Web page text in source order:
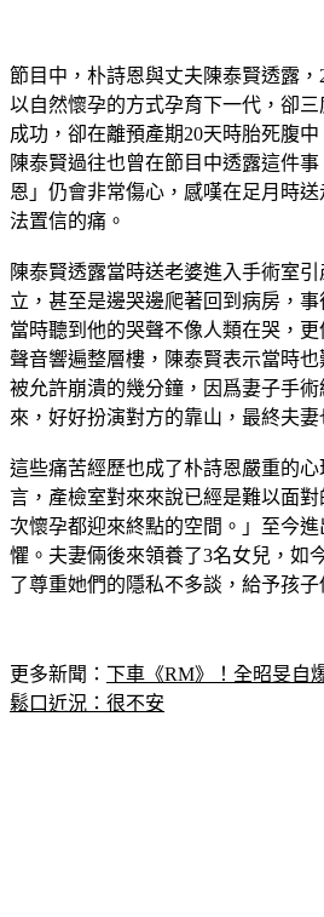
節目中，朴詩恩與丈夫陳泰賢透露
以自然懷孕的方式孕育下一代，卻
成功，卻在離預產期20天時胎死腹
陳泰賢過往也曾在節目中透露這件
恩」仍會非常傷心，感嘆在足月時
法置信的痛。
陳泰賢透露當時送老婆進入手術室
立，甚至是邊哭邊爬著回到病房，事
當時聽到他的哭聲不像人類在哭，
聲音響遍整層樓，陳泰賢表示當時
被允許崩潰的幾分鐘，因爲妻子手
來，好好扮演對方的靠山，最終夫妻
這些痛苦經歷也成了朴詩恩嚴重的
言，產檢室對來來說已經是難以面
次懷孕都迎來終點的空間。」至今
懼。夫妻倆後來領養了3名女兒，如
了尊重她們的隱私不多談，給予孩子
更多新聞： 下車《RM》！全昭旻自
鬆口近況：很不安